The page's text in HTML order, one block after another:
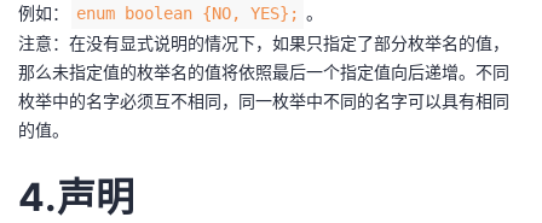
例如：
enum boolean {NO, YES}; 。
注意：在没有显式说明的情况下，如果只指定了部分枚举名的值，
那么未指定值的枚举名的值将依照最后一个指定值向后递增。不同
枚举中的名字必须互不相同，同一枚举中不同的名字可以具有相同
的值。
4.声明